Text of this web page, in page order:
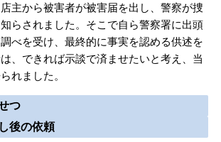
いて知りたい方
ータベース
主から被害者が被害届を出し、警察が捜
らされました。そこで自ら警察署に出頭
べを受け、最終的に事実を認める供述を
、できれば示談で済ませたいと考え、当
れました。
つ
後の依頼